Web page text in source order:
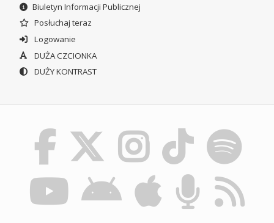
Biuletyn Informacji Publicznej
Posłuchaj teraz
Logowanie
DUŻA CZCIONKA
DUŻY KONTRAST